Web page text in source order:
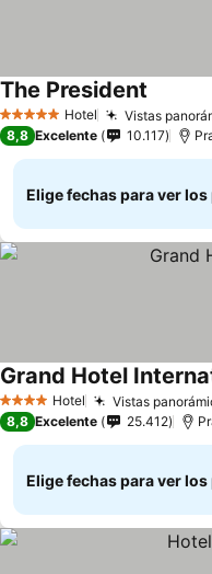
5 Estrellas Hotel Vistas
The President
8,8 Excelente 10.117
Elige fechas para ver
4 EstrellasHotel Vistas
Grand Hotel
8,8 Excelente 25.412
Elige fechas para ver